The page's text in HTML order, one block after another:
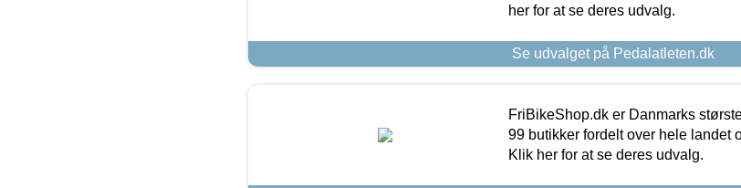
her for at se deres udvalg.
Se udvalget på Pedalatleten.dk
FriBikeShop.dk er Danmarks
99 butikker fordelt over hele landet
Klik her for at se deres udvalg.